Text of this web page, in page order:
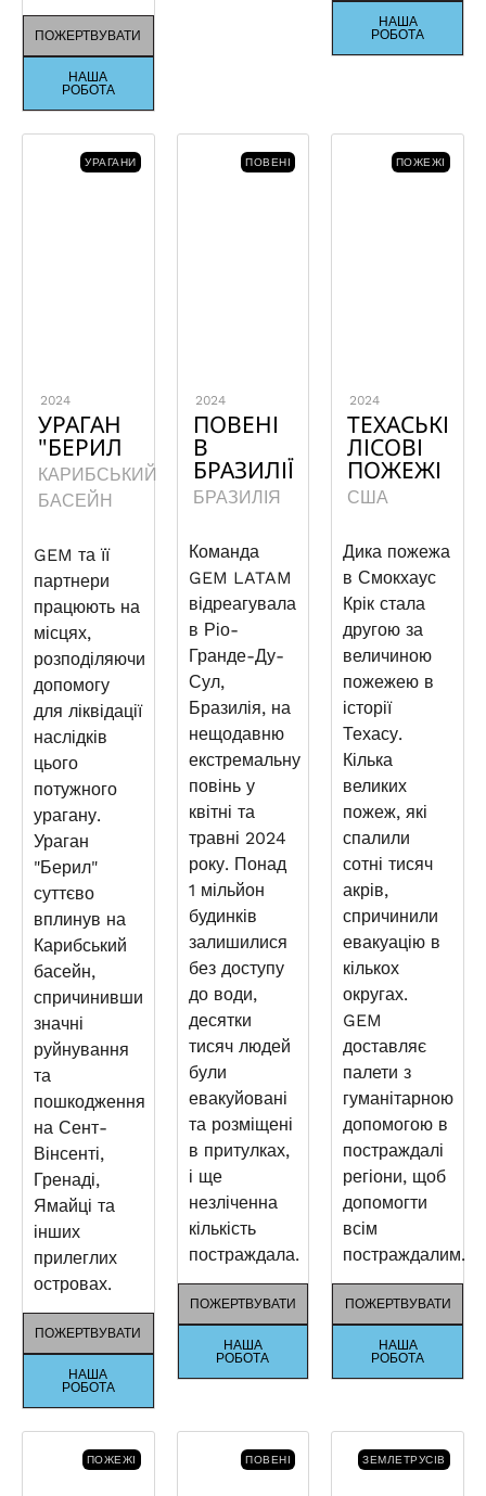
ПОЖЕРТВУВАТИ
НАША
РОБОТА
НАША
РОБОТА
УРАГАНИ
2024
УРАГАН
"БЕРИЛ
КАРИБСЬКИЙ
БАСЕЙН
GEM та її
партнери
працюють на
місцях,
розподіляючи
допомогу
для ліквідації
наслідків
цього
потужного
урагану.
Ураган
"Берил"
суттєво
вплинув на
Карибський
басейн,
спричинивши
значні
руйнування
та
пошкодження
на Сент-
Вінсенті,
Гренаді,
Ямайці та
інших
прилеглих
островах.
ПОЖЕРТВУВАТИ
НАША
РОБОТА
ПОВЕНІ
2024
ПОВЕНІ
В
БРАЗИЛІЇ
БРАЗИЛІЯ
Команда
GEM LATAM
відреагувала
в Ріо-
Гранде-Ду-
Сул,
Бразилія, на
нещодавню
екстремальну
повінь у
квітні та
травні 2024
року. Понад
1 мільйон
будинків
залишилися
без доступу
до води,
десятки
тисяч людей
були
евакуйовані
та розміщені
в притулках,
і ще
незліченна
кількість
постраждала.
ПОЖЕРТВУВАТИ
НАША
РОБОТА
ПОЖЕЖІ
2024
ТЕХАСЬКІ
ЛІСОВІ
ПОЖЕЖІ
США
Дика пожежа
в Смокхаус
Крік стала
другою за
величиною
пожежею в
історії
Техасу.
Кілька
великих
пожеж, які
спалили
сотні тисяч
акрів,
спричинили
евакуацію в
кількох
округах.
GEM
доставляє
палети з
гуманітарною
допомогою в
постраждалі
регіони, щоб
допомогти
всім
постраждалим.
ПОЖЕРТВУВАТИ
НАША
РОБОТА
ПОЖЕЖІ ПОВЕНІ ЗЕМЛЕТРУСІВ